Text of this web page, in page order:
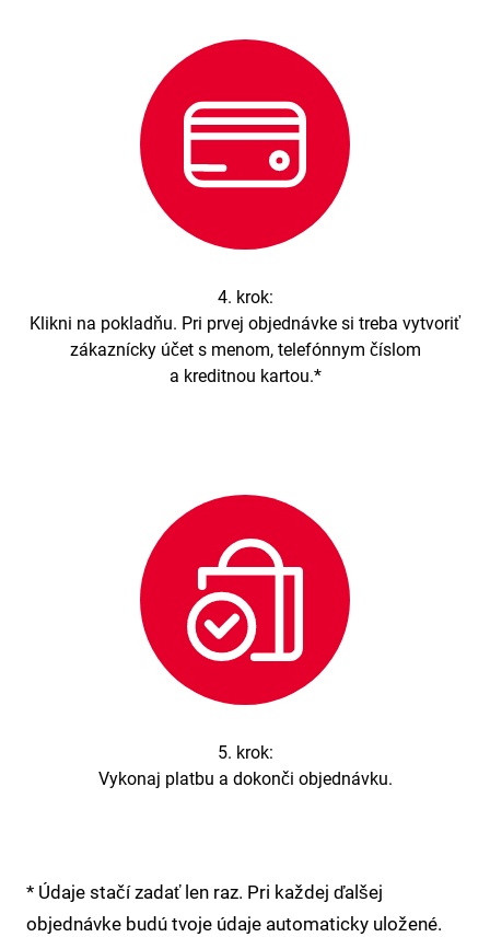
4. krok:
Klikni na pokladňu. Pri prvej objednávke si treba vytvoriť
zákaznícky účet s menom, telefónnym číslom
a kreditnou kartou.*
5. krok:
Vykonaj platbu a dokonči objednávku.
* Údaje stačí zadať len raz. Pri každej ďalšej
objednávke budú tvoje údaje automaticky uložené.